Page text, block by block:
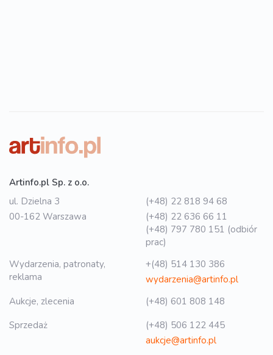
Artinfo.pl Sp. z o.o.
ul. Dzielna 3
00-162 Warszawa
(+48) 22 818 94 68
(+48) 22 636 66 11
(+48) 797 780 151 (odbiór
prac)
Wydarzenia, patronaty,
reklama
+(48) 514 130 386
wydarzenia@artinfo.pl
Aukcje, zlecenia
(+48) 601 808 148
Sprzedaż
(+48) 506 122 445
aukcje@artinfo.pl